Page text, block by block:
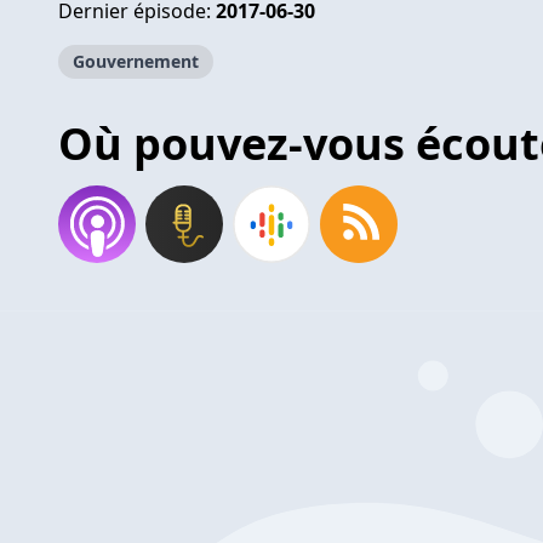
Dernier épisode: 2017-06-30
Gouvernement
Où pouvez-vous